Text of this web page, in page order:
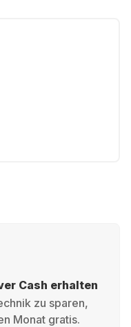
Cash erhalten
zu sparen,
Monat gratis.